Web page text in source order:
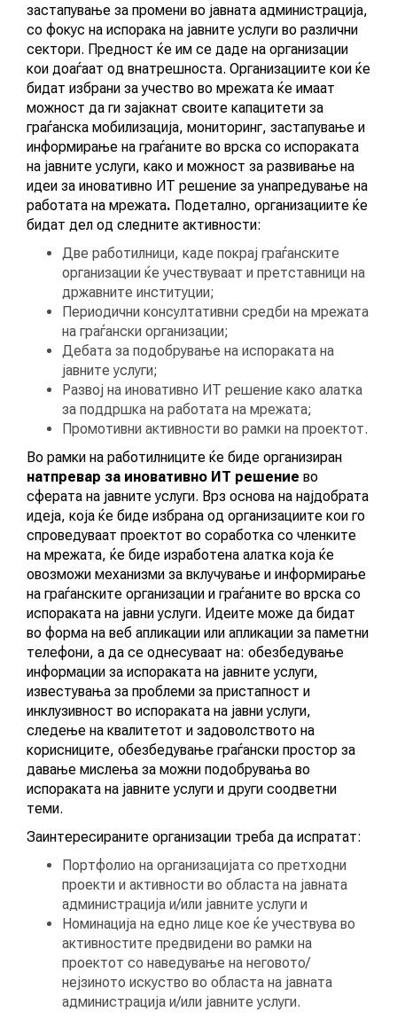
ВИДЕО
КОНТАКТ
застапување за промени во јавната администрација,
со фокус на испорака на јавните услуги во различни
сектори. Предност ќе им се даде на организации
кои доаѓаат од внатрешноста. Организациите кои ќе
бидат избрани за учество во мрежата ќе имаат
можност да ги зајакнат своите капацитети за
граѓанска мобилизација, мониторинг, застапување и
информирање на граѓаните во врска со испораката
на јавните услуги, како и можност за развивање на
идеи за иновативно ИТ решение за унапредување на
работата на мрежата. Подетално, организациите ќе
бидат дел од следните активности:
Две работилници, каде покрај граѓанските
организации ќе учествуваат и претставници на
државните институции;
Периодични консултативни средби на мрежата
на граѓански организации;
Дебата за подобрување на испораката на
јавните услуги;
Развој на иновативно ИТ решение како алатка
за поддршка на работата на мрежата;
Промотивни активности во рамки на проектот.
Во рамки на работилниците ќе биде организиран
натпревар за иновативно ИТ решение во
сферата на јавните услуги. Врз основа на најдобрата
идеја, која ќе биде избрана од организациите кои го
спроведуваат проектот во соработка со членките
на мрежата, ќе биде изработена алатка која ќе
овозможи механизми за вклучување и информирање
на граѓанските организации и граѓаните во врска со
испораката на јавни услуги. Идеите може да бидат
во форма на веб апликации или апликации за паметни
телефони, а да се однесуваат на: обезбедување
информации за испораката на јавните услуги,
известувања за проблеми за пристапност и
инклузивност во испораката на јавни услуги,
следење на квалитетот и задоволството на
корисниците, обезбедување граѓански простор за
давање мислења за можни подобрувања во
испораката на јавните услуги и други соодветни
теми.
Заинтересираните организации треба да испратат:
Портфолио на организацијата со претходни
проекти и активности во областа на јавната
администрација и/или јавните услуги и
Номинација на едно лице кое ќе учествува во
активностите предвидени во рамки на
проектот со наведување на неговото/
нејзиното искуство во областа на јавната
администрација и/или јавните услуги.